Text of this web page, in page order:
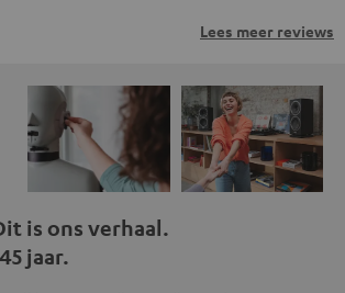
Lees meer reviews
is ons verhaal.
jaar.